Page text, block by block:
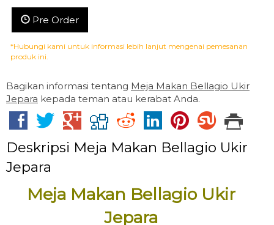
Pre Order
*Hubungi kami untuk informasi lebih lanjut mengenai pemesanan
produk ini.
Bagikan informasi tentang Meja Makan Bellagio Ukir
Jepara kepada teman atau kerabat Anda.
Deskripsi Meja Makan Bellagio Ukir
Jepara
Meja Makan Bellagio Ukir
Jepara